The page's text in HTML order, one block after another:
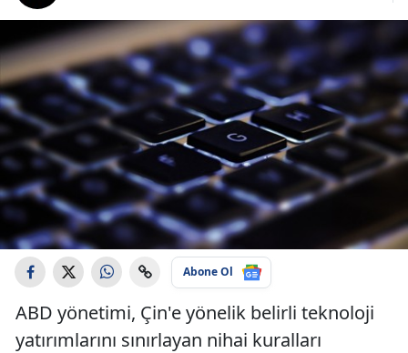
Abone Ol
ABD yönetimi, Çin'e yönelik belirli teknoloji
yatırımlarını sınırlayan nihai kuralları